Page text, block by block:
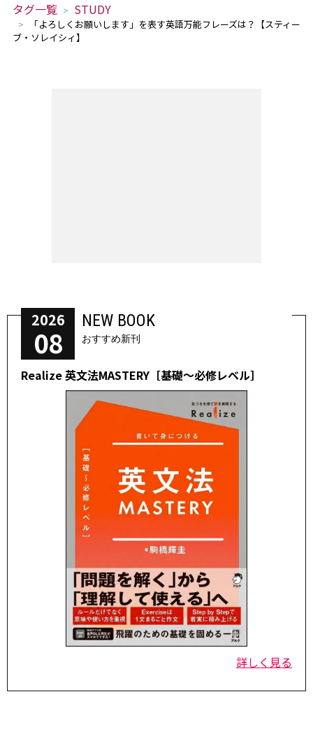
タグ一覧 STUDY
「よろしくお願いします」を表す英語万能フレーズは？【スティー
ブ・ソレイシィ】
2026
08
NEW BOOK
おすすめ新刊
Realize 英文法MASTERY［基礎～必修レベル］
詳しく見る